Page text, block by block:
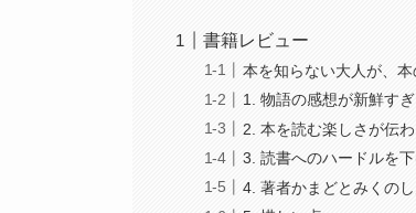
書籍レビュー
本を知らない大人が、
1. 物語の感想が新鮮すぎ
2. 本を読む楽しさが伝
3. 読書へのハードルを
4. 著者かまどとみくの